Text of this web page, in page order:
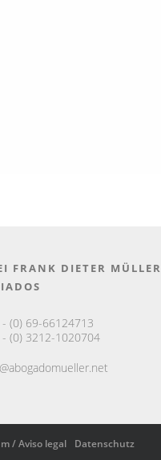
FRANK DIETER MÜLLER
(0) 69-66124713
- (0) 3212-1020704
/ Aviso legal Datenschutz